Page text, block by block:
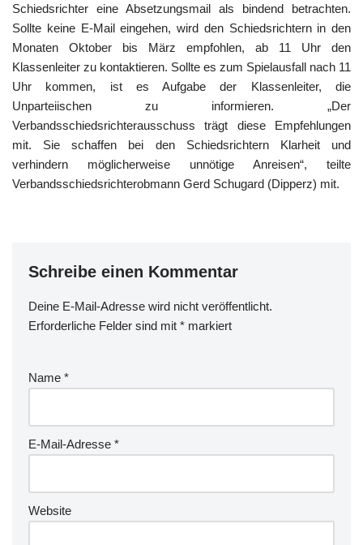
Schiedsrichter eine Absetzungsmail als bindend betrachten.
Sollte keine E-Mail eingehen, wird den Schiedsrichtern in den
Monaten Oktober bis März empfohlen, ab 11 Uhr den
Klassenleiter zu kontaktieren. Sollte es zum Spielausfall nach 11
Uhr kommen, ist es Aufgabe der Klassenleiter, die
Unparteiischen zu informieren. „Der
Verbandsschiedsrichterausschuss trägt diese Empfehlungen
mit. Sie schaffen bei den Schiedsrichtern Klarheit und
verhindern möglicherweise unnötige Anreisen“, teilte
Verbandsschiedsrichterobmann Gerd Schugard (Dipperz) mit.
Schreibe einen Kommentar
Deine E-Mail-Adresse wird nicht veröffentlicht.
Erforderliche Felder sind mit * markiert
Name *
E-Mail-Adresse *
Website